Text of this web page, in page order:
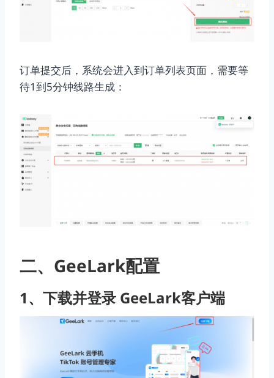
订单提交后，系统会进入到订单列表页面，需要等
待1到5分钟线路生成：
二、GeeLark配置
1、 下载并登录 GeeLark客户端